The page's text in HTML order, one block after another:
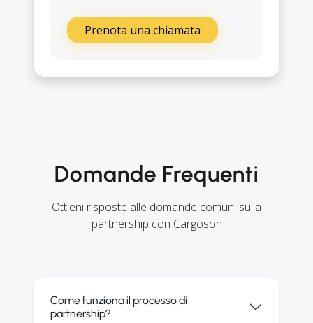
Prenota una chiamata
Domande Frequenti
Ottieni risposte alle domande comuni sulla
partnership con Cargoson
Come funziona il processo di
partnership?